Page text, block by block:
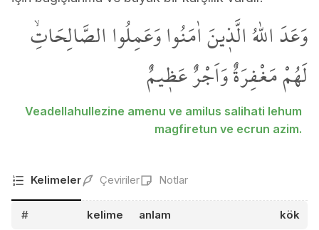
وَعَدَ اللّٰهُ الَّذ۪ينَ اٰمَنُوا وَعَمِلُوا الصَّالِحَاتِۙ
لَهُمْ مَغْفِرَةٌ وَاَجْرٌ عَظ۪يمٌ
Veadellahullezine amenu ve amilus salihati lehum
magfiretun ve ecrun azim.
Kelimeler Çeviriler Notlar
# kelime anlam kök